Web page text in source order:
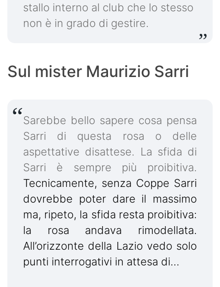
stallo interno al club che lo stesso
non è in grado di gestire.
Sul mister Maurizio Sarri
Sarebbe bello sapere cosa pensa
Sarri di questa rosa o delle
aspettative disattese. La sfida di
Sarri è sempre più proibitiva.
Tecnicamente, senza Coppe Sarri
dovrebbe poter dare il massimo
ma, ripeto, la sfida resta proibitiva:
la rosa andava rimodellata.
All’orizzonte della Lazio vedo solo
punti interrogativi in attesa di…